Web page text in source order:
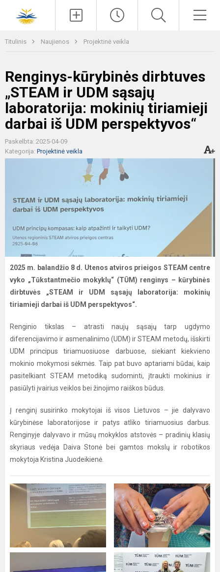
Titulinis Naujienos Projektinė veikla
Renginys-kūrybinės dirbtuves
„STEAM ir UDM sąsajų
laboratorija: mokinių tiriamieji
darbai iš UDM perspektyvos“
Paskelbta: 2025-04-09
Kategorija: Projektinė veikla
2025 m. balandžio 8 d. Utenos atviros prieigos STEAM centre
vyko „Tūkstantmečio mokyklų“ (TŪM) renginys – kūrybinės
dirbtuvės „STEAM ir UDM sąsajų laboratorija: mokinių
tiriamieji darbai iš UDM perspektyvos“.
Renginio tikslas – atrasti naujų sąsajų tarp ugdymo
diferencijavimo ir asmenalinimo (UDM) ir STEAM metodų, išskirti
UDM principus tiriamuosiuose darbuose, siekiant kiekvieno
mokinio mokymosi sėkmės. Taip pat buvo aptariami būdai, kaip
pasitelkiant STEAM metodiką sudominti, įtraukti mokinius ir
pasiūlyti įvairius veiklos bei žinojimo raiškos būdus.
Į renginį susirinko mokytojai iš visos Lietuvos – jie dalyvavo
kūrybinėse laboratorijose ir patys atliko tiriamuosius darbus.
Renginyje dalyvavo ir mūsų mokyklos atstovės – pradinių klasių
skyriaus vedėja Daiva Stonė bei gamtos mokslų ir robotikos
mokytoja Kristina Juodeikienė.